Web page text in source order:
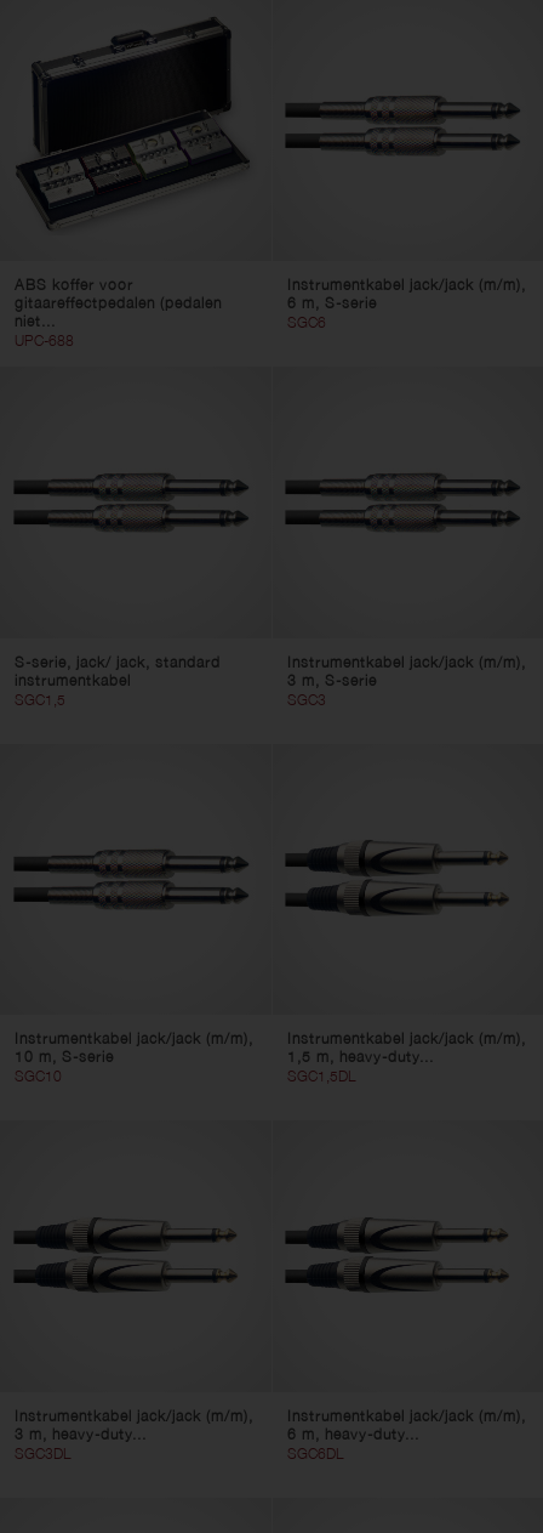
ABS koffer voor
gitaareffectpedalen (pedalen
niet...
UPC-688
Instrumentkabel jack/jack (m/m),
6 m, S-serie
SGC6
S-serie, jack/ jack, standard
instrumentkabel
SGC1,5
Instrumentkabel jack/jack (m/m),
3 m, S-serie
SGC3
Instrumentkabel jack/jack (m/m),
10 m, S-serie
SGC10
Instrumentkabel jack/jack (m/m),
1,5 m, heavy-duty...
SGC1,5DL
Instrumentkabel jack/jack (m/m),
3 m, heavy-duty...
SGC3DL
Instrumentkabel jack/jack (m/m),
6 m, heavy-duty...
SGC6DL